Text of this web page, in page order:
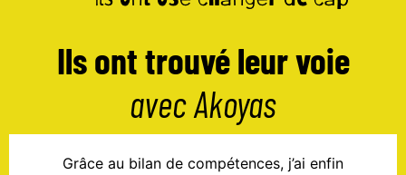
Ils ont trouvé leur voie
avec Akoyas
Grâce au bilan de compétences, j’ai enfin